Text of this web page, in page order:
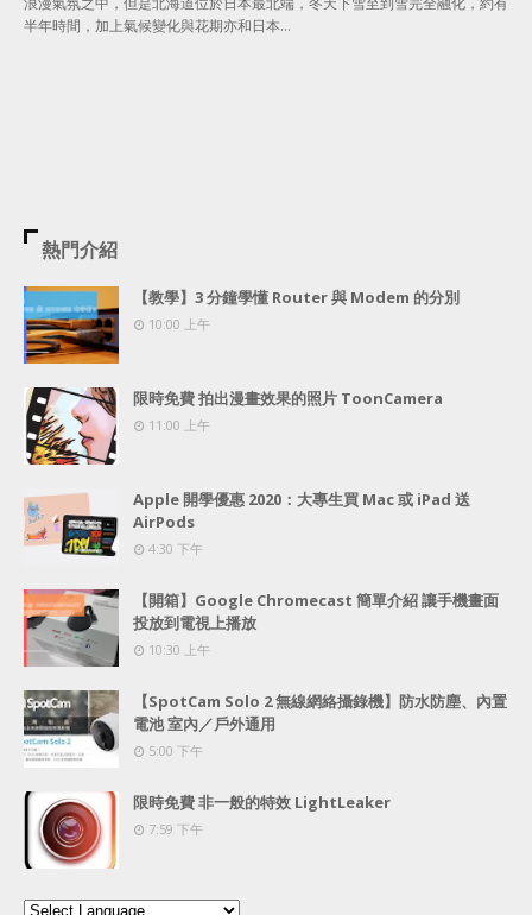
半年時間，加上氣候變化與花期亦和日本…
熱門介紹
【教學】3 分鐘學懂 Router 與 Modem 的分別
10:00 上午
限時免費 拍出漫畫效果的照片 ToonCamera
11:00 上午
Apple 開學優惠 2020：大專生買 Mac 或 iPad 送
AirPods
4:30 下午
【開箱】Google Chromecast 簡單介紹 讓手機畫面
投放到電視上播放
10:30 上午
【SpotCam Solo 2 無線網絡攝錄機】防水防塵、內置
電池 室內／戶外通用
5:00 下午
限時免費 非一般的特效 LightLeaker
7:59 下午